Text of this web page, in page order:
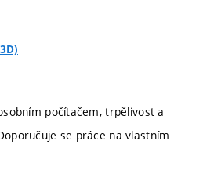
počítačem, trpělivost a
se práce na vlastním